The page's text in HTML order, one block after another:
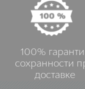
100%
сохранности
доставке